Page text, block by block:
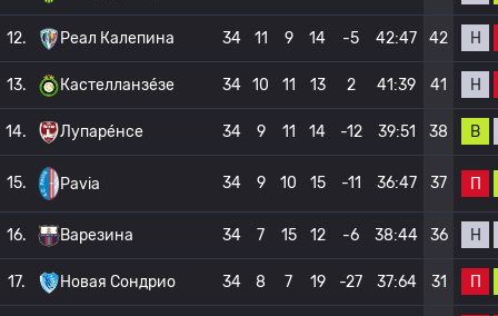
12. Реал Калепина 34 11 9 14 -5 42:47 42 Н
13. Кастелланзе́зе 34 10 11 13 2 41:39 41 Н
14. Лупаре́нсе 34 9 11 14 -12 39:51 38 В
15. Pavia 34 9 10 15 -11 36:47 37 П
16. Варезина 34 7 15 12 -6 38:44 36 Н
17. Новая Сондрио 34 8 7 19 -27 37:64 31 П